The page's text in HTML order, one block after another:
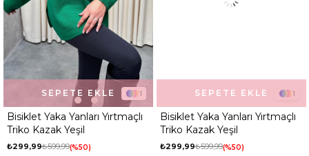
1
Bisiklet Yaka Yanları Yırtmaçlı
Triko Kazak Yeşil
₺299,99₺599,99 %50
SEPETE EKLE 1
Bisiklet Yaka Yanları Yırtmaçlı
Triko Kazak Yeşil
₺299,99₺599,99 %50
SEPETE EKLE